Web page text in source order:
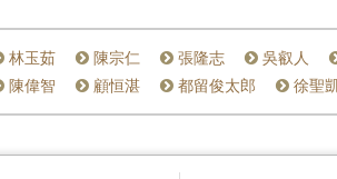
林玉茹 陳宗仁 張隆志 吳叡人
陳偉智 顧恒湛 都留俊太郎 徐聖凱